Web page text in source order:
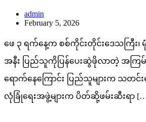
admin
February 5, 2026
ဖေ ၃ ရက်နေ့က စစ်ကိုင်းတိုင်းဒေသကြီး၊
အနီး ပြည်သူကိုပြန်ပေးဆွဲဖိုလာတဲ့ အကြမ်
ရောက်နေကြောင်း ပြည်သူများက သ
လုံခြုံရေးအဖွဲ့များက ပိတ်ဆို့ဖမ်းဆီးရာ